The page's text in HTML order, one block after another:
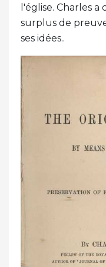
l'église. Charles
surplus de
ses idées..